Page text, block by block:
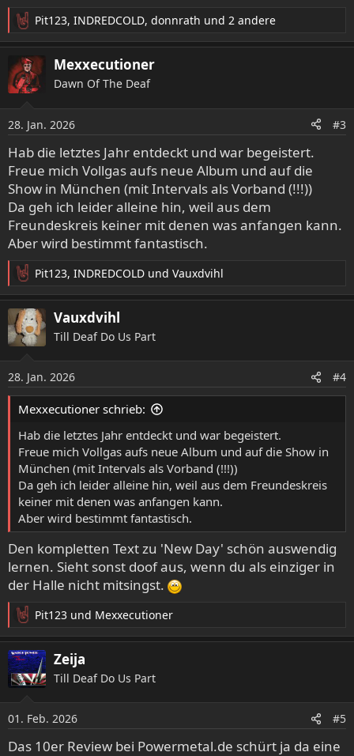
R
e
a
k
t
n
e
n
:
Pit123, INDREDCOLD, donnrath und 2 andere
Mexxecutioner
Dawn Of The Deaf
28. Jan. 2026 #3
Hab die letztes Jahr entdeckt und war begeistert.
Freue mich Vollgas aufs neue Album und auf die
Show in München (mit Intervals als Vorband (!!!))
Da geh ich leider alleine hin, weil aus dem
Freundeskreis keiner mit denen was anfangen kann.
Aber wird bestimmt fantastisch.
R
e
a
k
t
n
e
n
Pit123, INDREDCOLD und Vauxdvihl
Vauxdvihl
Till Deaf Do Us Part
28. Jan. 2026 #4
Mexxecutioner schrieb:
Hab die letztes Jahr entdeckt und war begeistert.
Freue mich Vollgas aufs neue Album und auf die Show in
München (mit Intervals als Vorband (!!!))
Da geh ich leider alleine hin, weil aus dem Freundeskreis
keiner mit denen was anfangen kann.
Aber wird bestimmt fantastisch.
Den kompletten Text zu 'New Day' schön auswendig
lernen. Sieht sonst doof aus, wenn du als einziger in
der Halle nicht mitsingst.
R
e
a
k
t
n
e
Pit123 und Mexxecutioner
Zeija
Till Deaf Do Us Part
01. Feb. 2026 #5
Das 10er Review bei Powermetal.de schürt ja da eine